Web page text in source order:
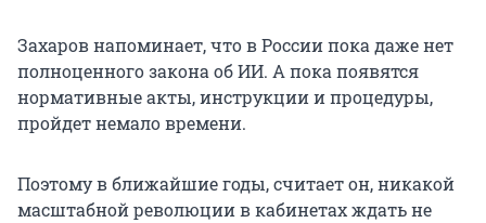
Захаров напоминает, что в России пока даже нет
полноценного закона об ИИ. А пока появятся
нормативные акты, инструкции и процедуры,
пройдет немало времени.
Поэтому в ближайшие годы, считает он, никакой
масштабной революции в кабинетах ждать не